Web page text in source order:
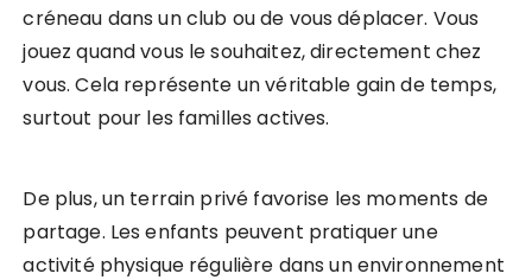
créneau dans un club ou de vous déplacer. Vous
jouez quand vous le souhaitez, directement chez
vous. Cela représente un véritable gain de temps,
surtout pour les familles actives.
De plus, un terrain privé favorise les moments de
partage. Les enfants peuvent pratiquer une
activité physique régulière dans un environnement